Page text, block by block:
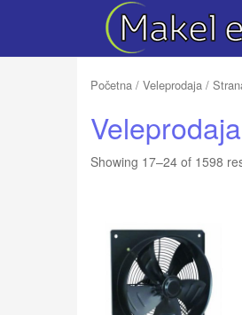
Početna / Veleprodaja /
Veleprodaja
Showing 17–24 of 1598